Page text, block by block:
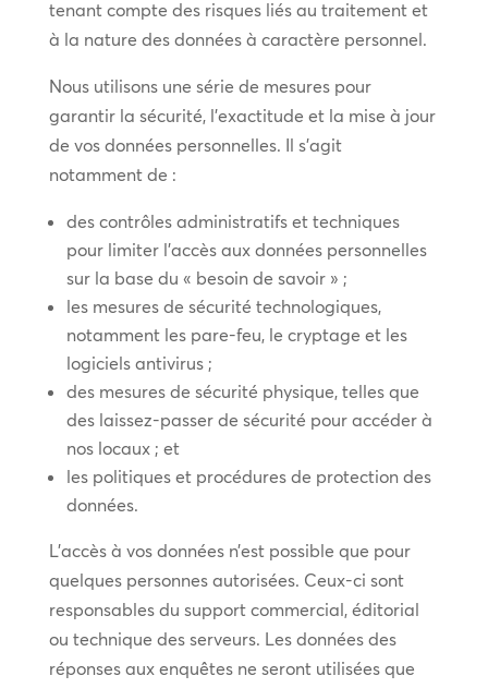
tenant compte des risques liés au traitement et
à la nature des données à caractère personnel.
Nous utilisons une série de mesures pour
garantir la sécurité, l’exactitude et la mise à jour
de vos données personnelles. Il s’agit
notamment de :
des contrôles administratifs et techniques
pour limiter l’accès aux données personnelles
sur la base du « besoin de savoir » ;
les mesures de sécurité technologiques,
notamment les pare-feu, le cryptage et les
logiciels antivirus ;
des mesures de sécurité physique, telles que
des laissez-passer de sécurité pour accéder à
nos locaux ; et
les politiques et procédures de protection des
données.
L’accès à vos données n’est possible que pour
quelques personnes autorisées. Ceux-ci sont
responsables du support commercial, éditorial
ou technique des serveurs. Les données des
réponses aux enquêtes ne seront utilisées que